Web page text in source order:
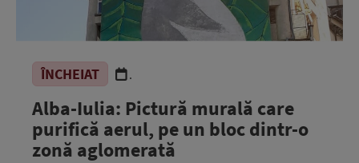
ÎNCHEIAT .
Alba-Iulia: Pictură murală care
purifică aerul, pe un bloc dintr-o
zonă aglomerată